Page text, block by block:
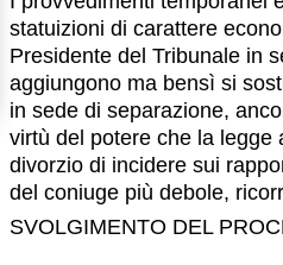
statuizioni di carattere
Presidente del Tribunale in
aggiungono ma bensì si
in sede di separazione,
virtù del potere che la legge
divorzio di incidere sui
del coniuge più debole,
SVOLGIMENTO DEL